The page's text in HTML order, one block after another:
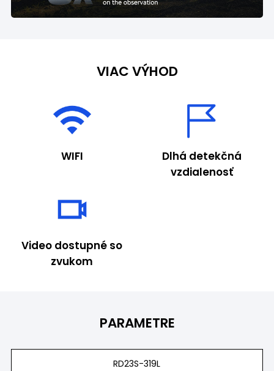
VIAC VÝHOD
WIFI
Dlhá detekčná
vzdialenosť
Video dostupné so
zvukom
PARAMETRE
RD23S-319L